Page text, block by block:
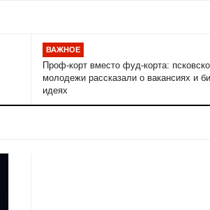
ВАЖНОЕ
Проф-корт вместо фуд-корта:
молодежи рассказали о вакансиях и
идеях